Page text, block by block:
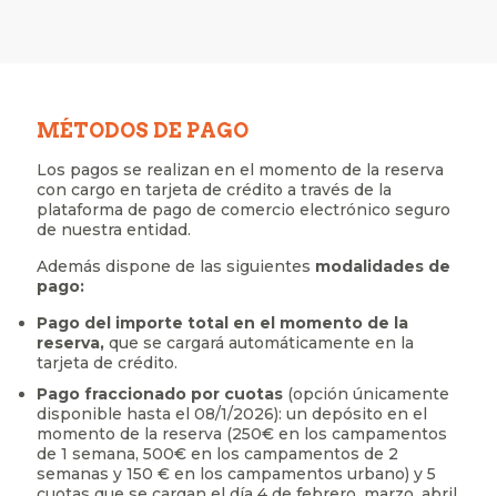
MÉTODOS DE PAGO
Los pagos se realizan en el momento de la reserva
con cargo en tarjeta de crédito a través de la
plataforma de pago de comercio electrónico seguro
de nuestra entidad.
Además dispone de las siguientes modalidades de
pago:
Pago del importe total en el momento de la
reserva, que se cargará automáticamente en la
tarjeta de crédito.
Pago fraccionado por cuotas (opción únicamente
disponible hasta el 08/1/2026): un depósito en el
momento de la reserva (250€ en los campamentos
de 1 semana, 500€ en los campamentos de 2
semanas y 150 € en los campamentos urbano) y 5